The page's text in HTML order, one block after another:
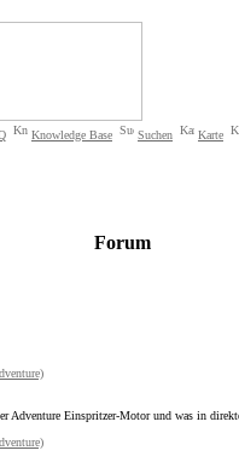
Knowledge Base Suchen Karte
Forum
Adventure Einspritzer-Motor und was in